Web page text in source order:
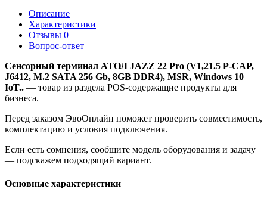
Описание
Характеристики
Отзывы 0
Вопрос-ответ
Сенсорный терминал АТОЛ JAZZ 22 Pro (V1,21.5 P-CAP,
J6412, M.2 SATA 256 Gb, 8GB DDR4), MSR, Windows 10
IoT.. — товар из раздела POS-содержащие продукты для
бизнеса.
Перед заказом ЭвоОнлайн поможет проверить совместимость,
комплектацию и условия подключения.
Если есть сомнения, сообщите модель оборудования и задачу
— подскажем подходящий вариант.
Основные характеристики